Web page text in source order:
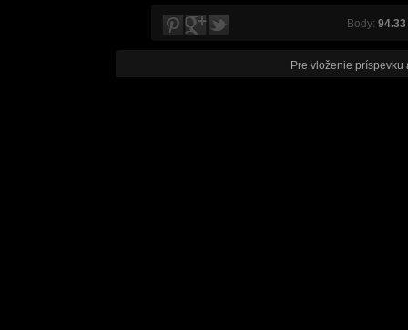
Body: 94.33
Pre vloženie